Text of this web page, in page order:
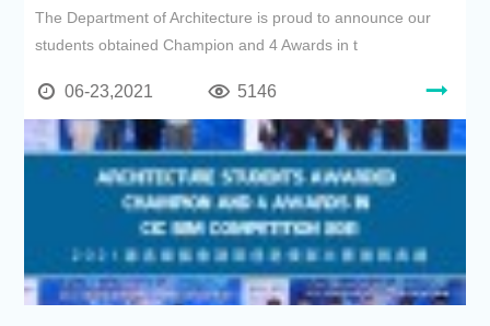
The Department of Architecture is proud to announce our
students obtained Champion and 4 Awards in t
06-23,2021 5146